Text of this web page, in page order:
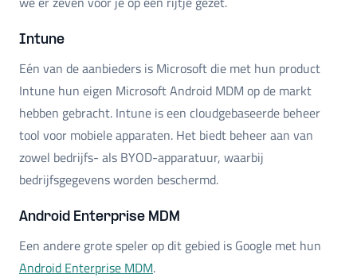
Intune
Eén van de aanbieders is Microsoft die met hun product
Intune hun eigen Microsoft Android MDM op de markt
hebben gebracht. Intune is een cloudgebaseerde beheer
tool voor mobiele apparaten. Het biedt beheer aan van
zowel bedrijfs- als BYOD-apparatuur, waarbij
bedrijfsgegevens worden beschermd.
Android Enterprise MDM
Een andere grote speler op dit gebied is Google met hun
Android Enterprise MDM.